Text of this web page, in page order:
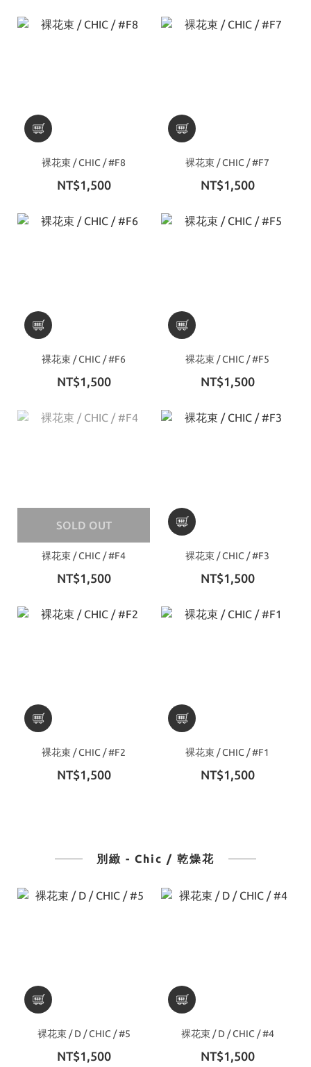
裸花束 / CHIC / #F8
NT$1,500
裸花束 / CHIC / #F7
NT$1,500
裸花束 / CHIC / #F6
NT$1,500
裸花束 / CHIC / #F5
NT$1,500
SOLD OUT
裸花束 / CHIC / #F4
NT$1,500
裸花束 / CHIC / #F3
NT$1,500
裸花束 / CHIC / #F2
NT$1,500
裸花束 / CHIC / #F1
NT$1,500
別緻 - Chic / 乾燥花
裸花束 / D / CHIC / #5
NT$1,500
裸花束 / D / CHIC / #4
NT$1,500